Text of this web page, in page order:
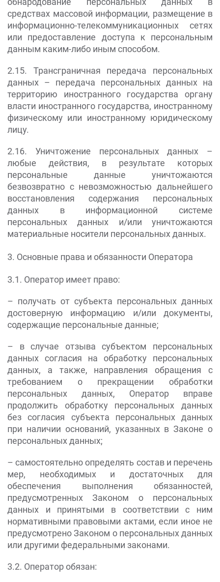
средствах массовой информации, размещение в
информационно-телекоммуникационных сетях
или предоставление доступа к персональным
данным каким-либо иным способом.
2.15. Трансграничная передача персональных
данных – передача персональных данных на
территорию иностранного государства органу
власти иностранного государства, иностранному
физическому или иностранному юридическому
лицу.
2.16. Уничтожение персональных данных –
любые действия, в результате которых
персональные данные уничтожаются
безвозвратно с невозможностью дальнейшего
восстановления содержания персональных
данных в информационной системе
персональных данных и/или уничтожаются
материальные носители персональных данных.
3. Основные права и обязанности Оператора
3.1. Оператор имеет право:
– получать от субъекта персональных данных
достоверную информацию и/или документы,
содержащие персональные данные;
– в случае отзыва субъектом персональных
данных согласия на обработку персональных
данных, а также, направления обращения с
требованием о прекращении обработки
персональных данных, Оператор вправе
продолжить обработку персональных данных
без согласия субъекта персональных данных
при наличии оснований, указанных в Законе о
персональных данных;
– самостоятельно определять состав и перечень
мер, необходимых и достаточных для
обеспечения выполнения обязанностей,
предусмотренных Законом о персональных
данных и принятыми в соответствии с ним
нормативными правовыми актами, если иное не
предусмотрено Законом о персональных данных
или другими федеральными законами.
3.2. Оператор обязан: